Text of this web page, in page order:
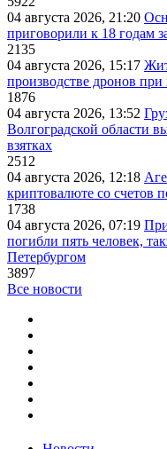
04 августа 2026, 21:20
приговорили к 18 годам
2135
04 августа 2026, 15:17
производстве дронов
1876
04 августа 2026, 13:52
Волгоградской области
взятках
2512
04 августа 2026, 12:18
криптовалюте со счетов
1738
04 августа 2026, 07:19
погибли пять человек,
Петербургом
3897
Все новости